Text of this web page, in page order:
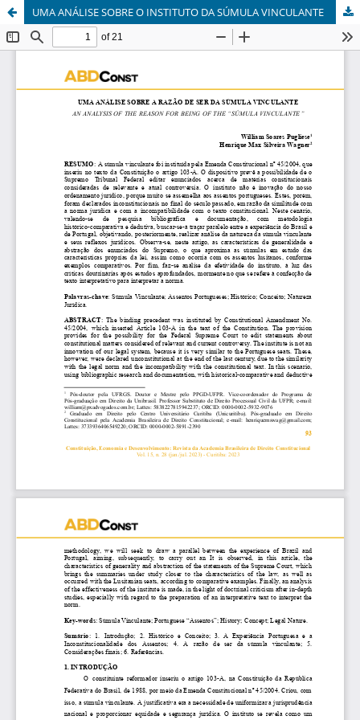
UMA ANÁLISE SOBRE O INSTITUTO DA SÚMULA VINCULANTE